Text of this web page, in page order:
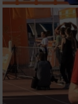
Erstellung von
Werbung
Verwendung von
personalisierter
Erstellung von
von Inhalten